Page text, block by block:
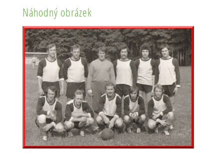
Náhodný obrázek